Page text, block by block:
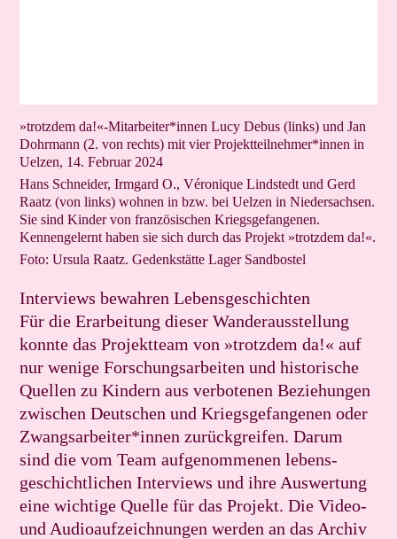
»trotzdem da!«-Mitarbeiter*innen Lucy Debus (links) und Jan
Dohrmann (2. von rechts) mit vier Projektteilnehmer*innen in
Uelzen, 14. Februar 2024
Hans Schneider, Irmgard O., Véronique Lindstedt und Gerd
Raatz (von links) wohnen in bzw. bei Uelzen in Niedersachsen.
Sie sind Kinder von französischen Kriegsgefangenen.
Kennengelernt haben sie sich durch das Projekt »trotzdem da!«.
Foto: Ursula Raatz. Gedenkstätte Lager Sandbostel
Interviews bewahren Lebensgeschichten
Für die Erarbeitung dieser Wanderausstellung
konnte das Projektteam von »trotzdem da!« auf
nur wenige Forschungsarbeiten und historische
Quellen zu Kindern aus verbotenen Beziehungen
zwischen Deutschen und Kriegsgefangenen oder
Zwangsarbeiter*innen zurückgreifen. Darum
sind die vom Team aufgenommenen lebens­
geschichtlichen Interviews und ihre Auswertung
eine wichtige Quelle für das Projekt. Die Video-
und Audioaufzeichnungen werden an das Archiv